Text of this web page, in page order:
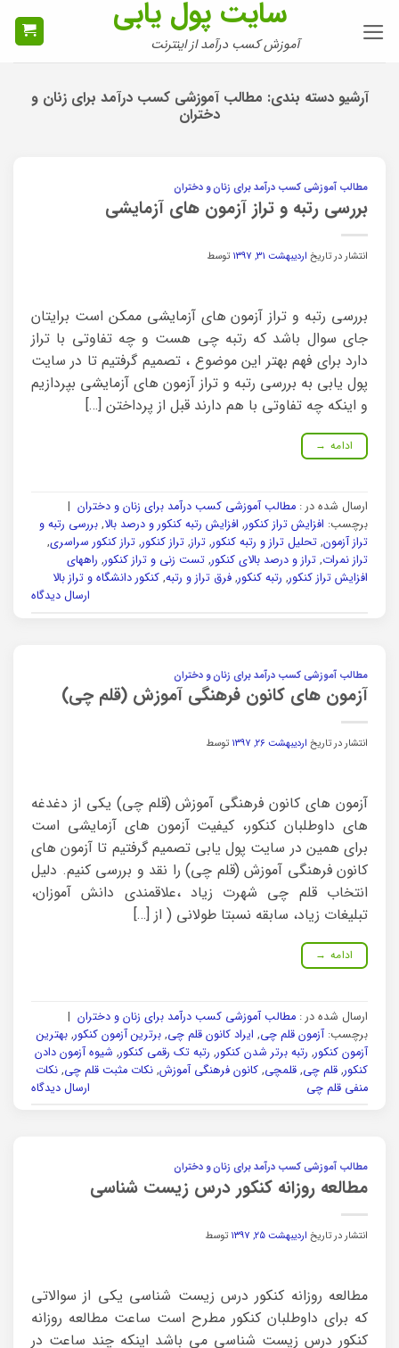
سایت پول یابی
آموزش کسب درآمد از اینترنت
آرشیو دسته بندی: مطالب آموزشی کسب درآمد برای زنان و
دختران
مطالب آموزشی کسب درآمد برای زنان و دختران
بررسی رتبه و تراز آزمون های آزمایشی
انتشار در تاریخ اردیبهشت ۳۱, ۱۳۹۷ توسط
بررسی رتبه و تراز آزمون های آزمایشی ممکن است برایتان
جای سوال باشد که رتبه چی هست و چه تفاوتی با تراز
دارد برای فهم بهتر این موضوع ، تصمیم گرفتیم تا در سایت
پول یابی به بررسی رتبه و تراز آزمون های آزمایشی بپردازیم
و اینکه چه تفاوتی با هم دارند قبل از پرداختن […]
ادامه →
ارسال شده در : مطالب آموزشی کسب درآمد برای زنان و دختران |
برچسب: افزایش تراز کنکور, افزایش رتبه کنکور و درصد بالا, بررسی رتبه و
تراز آزمون, تحلیل تراز و رتبه کنکور, تراز, تراز کنکور, تراز کنکور سراسری,
تراز نمرات, تراز و درصد بالای کنکور, تست زنی و تراز کنکور, راههای
افزایش تراز کنکور, رتبه کنکور, فرق تراز و رتبه, کنکور دانشگاه و تراز بالا
ارسال دیدگاه
مطالب آموزشی کسب درآمد برای زنان و دختران
آزمون های کانون فرهنگی آموزش (قلم چی)
انتشار در تاریخ اردیبهشت ۲۶, ۱۳۹۷ توسط
آزمون های کانون فرهنگی آموزش (قلم چی) یکی از دغدغه
های داوطلبان کنکور، کیفیت آزمون های آزمایشی است
برای همین در سایت پول یابی تصمیم گرفتیم تا آزمون های
کانون فرهنگی آموزش (قلم چی) را نقد و بررسی کنیم. دلیل
انتخاب قلم چی شهرت زیاد ،علاقمندی دانش آموزان،
تبلیغات زیاد، سابقه نسبتا طولانی ( از […]
ادامه →
ارسال شده در : مطالب آموزشی کسب درآمد برای زنان و دختران |
برچسب:آزمون قلم چی, ایراد کانون قلم چی, برترین آزمون کنکور, بهترین
آزمون کنکور, رتبه برتر شدن کنکور, رتبه تک رقمی کنکور, شیوه آزمون دادن
کنکور, قلم چی, قلمچی, کانون فرهنگی آموزش, نکات مثبت قلم چی, نکات
منفی قلم چی
ارسال دیدگاه
مطالب آموزشی کسب درآمد برای زنان و دختران
مطالعه روزانه کنکور درس زیست شناسی
انتشار در تاریخ اردیبهشت ۲۵, ۱۳۹۷ توسط
مطالعه روزانه کنکور درس زیست شناسی یکی از سوالاتی
که برای داوطلبان کنکور مطرح است ساعت مطالعه روزانه
کنکور درس زیست شناسی می باشد اینکه چند ساعت در